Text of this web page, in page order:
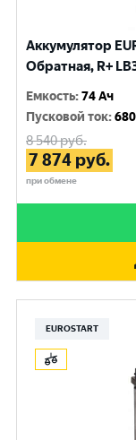
Аккумулятор
Обратная, R+
Емкость:74 Ач
Пусковой ток:
8 540руб.
7 874 руб.
при обмене
EUROSTART